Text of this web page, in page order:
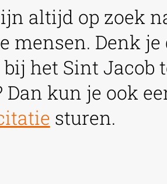
altijd op zoek
mensen. Denk je
bij het Sint Jacob
Dan kun je ook
sturen.